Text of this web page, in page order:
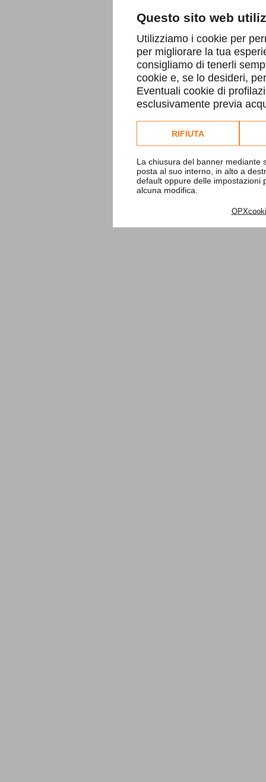
Questo sito web
Utilizziamo i cookie per
per migliorare la tua
consigliamo di tenerli
cookie e, se lo desideri,
Eventuali cookie di
esclusivamente previa
Consulta l'informativa
RIFIUTA
La chiusura del banner mediante
posta al suo interno, in alto a
default oppure delle impostazioni
alcuna modifica.